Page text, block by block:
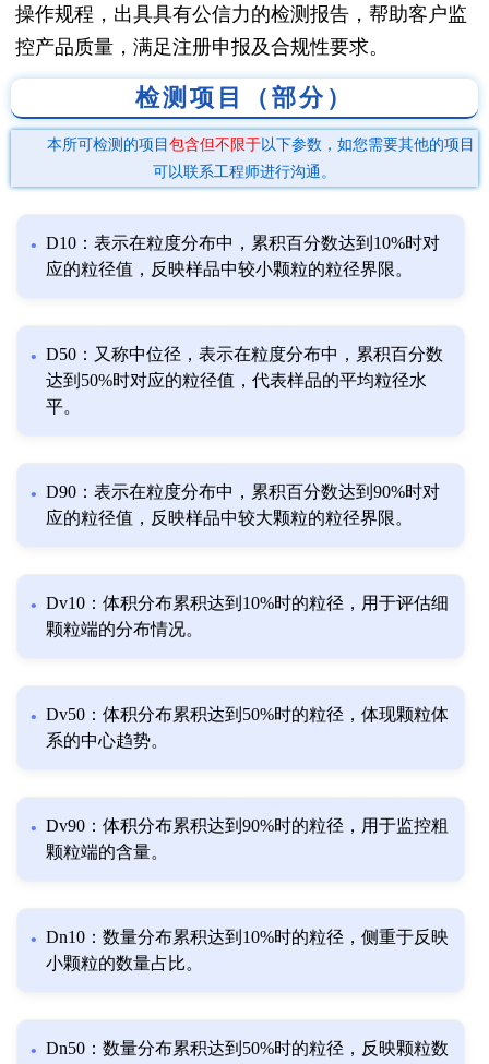
操作规程，出具具有公信力的检测报告，帮助客户监
控产品质量，满足注册申报及合规性要求。
检测项目（部分）
本所可检测的项目 包含但不限于以下参数，如您需要其他的项目
可以联系工程师进行沟通。
D10：表示在粒度分布中，累积百分数达到10%时对
应的粒径值，反映样品中较小颗粒的粒径界限。
D50：又称中位径，表示在粒度分布中，累积百分数
达到50%时对应的粒径值，代表样品的平均粒径水
平。
D90：表示在粒度分布中，累积百分数达到90%时对
应的粒径值，反映样品中较大颗粒的粒径界限。
Dv10：体积分布累积达到10%时的粒径，用于评估细
颗粒端的分布情况。
Dv50：体积分布累积达到50%时的粒径，体现颗粒体
系的中心趋势。
Dv90：体积分布累积达到90%时的粒径，用于监控粗
颗粒端的含量。
Dn10：数量分布累积达到10%时的粒径，侧重于反映
小颗粒的数量占比。
Dn50：数量分布累积达到50%时的粒径，反映颗粒数